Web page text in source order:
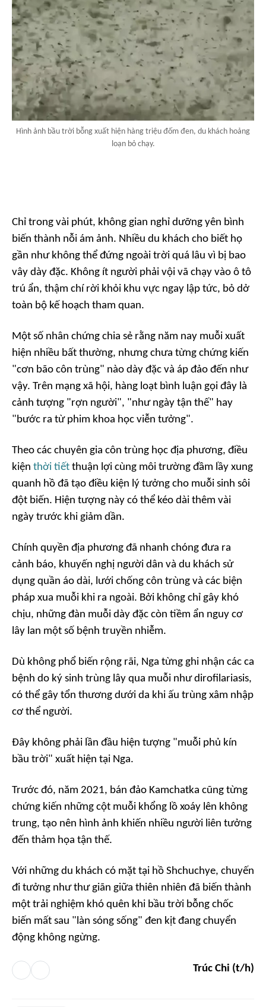
Hình ảnh bầu trời bỗng xuất hiện hàng triệu đốm đen, du khách hoảng
loạn bỏ chạy.
Chỉ trong vài phút, không gian nghỉ dưỡng yên bình
biến thành nỗi ám ảnh. Nhiều du khách cho biết họ
gần như không thể đứng ngoài trời quá lâu vì bị bao
vây dày đặc. Không ít người phải vội vã chạy vào ô tô
trú ẩn, thậm chí rời khỏi khu vực ngay lập tức, bỏ dở
toàn bộ kế hoạch tham quan.
Một số nhân chứng chia sẻ rằng năm nay muỗi xuất
hiện nhiều bất thường, nhưng chưa từng chứng kiến
"cơn bão côn trùng" nào dày đặc và áp đảo đến như
vậy. Trên mạng xã hội, hàng loạt bình luận gọi đây là
cảnh tượng "rợn người", "như ngày tận thế" hay
"bước ra từ phim khoa học viễn tưởng".
Theo các chuyên gia côn trùng học địa phương, điều
kiện thời tiết thuận lợi cùng môi trường đầm lầy xung
quanh hồ đã tạo điều kiện lý tưởng cho muỗi sinh sôi
đột biến. Hiện tượng này có thể kéo dài thêm vài
ngày trước khi giảm dần.
Chính quyền địa phương đã nhanh chóng đưa ra
cảnh báo, khuyến nghị người dân và du khách sử
dụng quần áo dài, lưới chống côn trùng và các biện
pháp xua muỗi khi ra ngoài. Bởi không chỉ gây khó
chịu, những đàn muỗi dày đặc còn tiềm ẩn nguy cơ
lây lan một số bệnh truyền nhiễm.
Dù không phổ biến rộng rãi, Nga từng ghi nhận các ca
bệnh do ký sinh trùng lây qua muỗi như dirofilariasis,
có thể gây tổn thương dưới da khi ấu trùng xâm nhập
cơ thể người.
Đây không phải lần đầu hiện tượng "muỗi phủ kín
bầu trời" xuất hiện tại Nga.
Trước đó, năm 2021, bán đảo Kamchatka cũng từng
chứng kiến những cột muỗi khổng lồ xoáy lên không
trung, tạo nên hình ảnh khiến nhiều người liên tưởng
đến thảm họa tận thế.
Với những du khách có mặt tại hồ Shchuchye, chuyến
đi tưởng như thư giãn giữa thiên nhiên đã biến thành
một trải nghiệm khó quên khi bầu trời bỗng chốc
biến mất sau "làn sóng sống" đen kịt đang chuyển
động không ngừng.
Trúc Chi (t/h)